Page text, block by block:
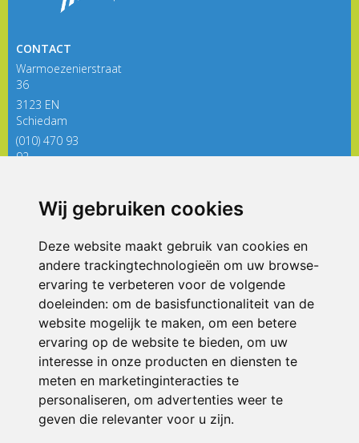
Wij gebruiken cookies
Deze website maakt gebruik van cookies en
andere trackingtechnologieën om uw browse-
ervaring te verbeteren voor de volgende
doeleinden: om de basisfunctionaliteit van de
website mogelijk te maken, om een betere
ervaring op de website te bieden, om uw
interesse in onze producten en diensten te
meten en marketinginteracties te
personaliseren, om advertenties weer te
geven die relevanter voor u zijn.
CONTACT
Warmoezenierstraat
36
3123 EN
Schiedam
(010) 470 93
92
ONDERDEEL VAN
© 2026 De Regenboog | Alle rechten voorbehouden
Privacy policy|Disclaimer| Klachtenregeling|RSIN en Anbi
voorkeuren